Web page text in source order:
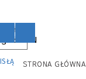
EN
STRONA GŁÓWNA